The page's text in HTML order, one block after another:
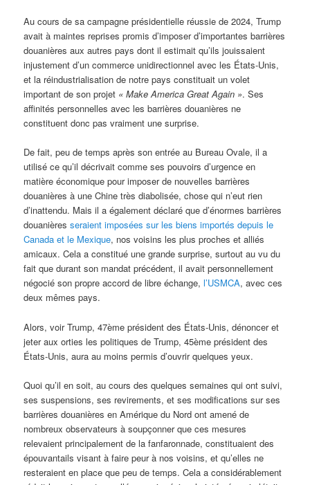
Au cours de sa campagne présidentielle réussie de 2024, Trump
avait à maintes reprises promis d’imposer d’importantes barrières
douanières aux autres pays dont il estimait qu’ils jouissaient
injustement d’un commerce unidirectionnel avec les États-Unis,
et la réindustrialisation de notre pays constituait un volet
important de son projet « Make America Great Again ». Ses
affinités personnelles avec les barrières douanières ne
constituent donc pas vraiment une surprise.
De fait, peu de temps après son entrée au Bureau Ovale, il a
utilisé ce qu’il décrivait comme ses pouvoirs d’urgence en
matière économique pour imposer de nouvelles barrières
douanières à une Chine très diabolisée, chose qui n’eut rien
d’inattendu. Mais il a également déclaré que d’énormes barrières
douanièresseraient imposées sur les biens importés depuis le
Canada et le Mexique, nos voisins les plus proches et alliés
amicaux. Cela a constitué une grande surprise, surtout au vu du
fait que durant son mandat précédent, il avait personnellement
négocié son propre accord de libre échange,l’USMCA, avec ces
deux mêmes pays.
Alors, voir Trump, 47ème président des États-Unis, dénoncer et
jeter aux orties les politiques de Trump, 45ème président des
États-Unis, aura au moins permis d’ouvrir quelques yeux.
Quoi qu’il en soit, au cours des quelques semaines qui ont suivi,
ses suspensions, ses revirements, et ses modifications sur ses
barrières douanières en Amérique du Nord ont amené de
nombreux observateurs à soupçonner que ces mesures
relevaient principalement de la fanfaronnade, constituaient des
épouvantails visant à faire peur à nos voisins, et qu’elles ne
resteraient en place que peu de temps. Cela a considérablement